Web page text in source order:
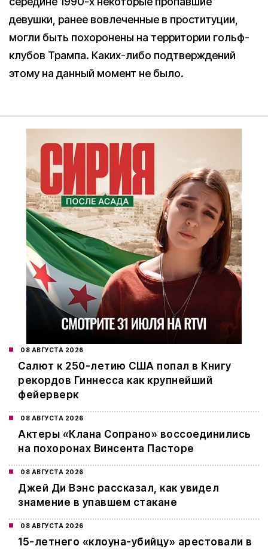
девушки, ранее вовлеченные в проституции,
могли быть похоронены на территории гольф-
клубов Трампа. Каких-либо подтверждений
этому на данный момент не было.
08 АВГУСТА 2026
Салют к 250-летию США попал в Книгу
рекордов Гиннесса как крупнейший
фейерверк
08 АВГУСТА 2026
Актеры «Клана Сопрано» воссоединились
на похоронах Винсента Пасторе
08 АВГУСТА 2026
Джей Ди Вэнс рассказал, как увидел
знамение в упавшем стакане
08 АВГУСТА 2026
15-летнего «клоуна-убийцу» арестовали в